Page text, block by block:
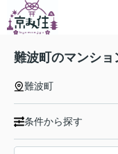
難波町のマンショ
難波町
条件から探す